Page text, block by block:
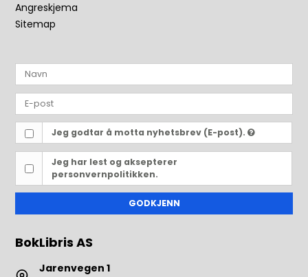
Angreskjema
Sitemap
Jeg godtar å motta nyhetsbrev (E-post).
Jeg har lest og aksepterer
personvernpolitikken.
GODKJENN
BokLibris AS
Jarenvegen 1